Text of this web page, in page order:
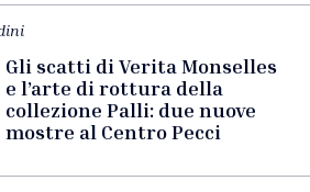
Gli scatti di Verita Monselles
e l’arte di rottura della
collezione Palli: due nuove
mostre al Centro Pecci